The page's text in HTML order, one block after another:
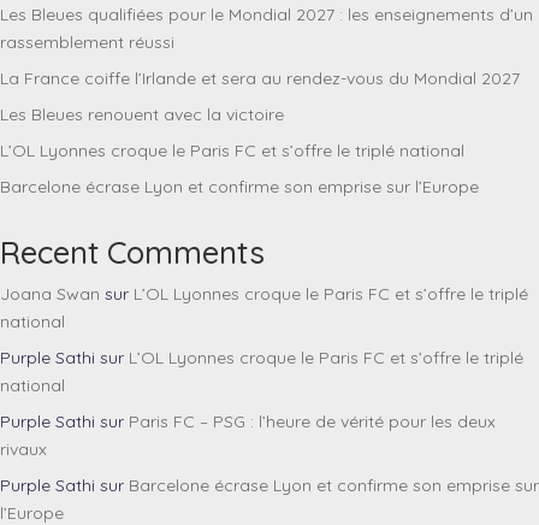
Les Bleues qualifiées pour le Mondial 2027 : les enseignements d’un
rassemblement réussi
La France coiffe l’Irlande et sera au rendez-vous du Mondial 2027
Les Bleues renouent avec la victoire
L’OL Lyonnes croque le Paris FC et s’offre le triplé national
Barcelone écrase Lyon et confirme son emprise sur l’Europe
Recent Comments
Joana Swan sur L’OL Lyonnes croque le Paris FC et s’offre le triplé
national
Purple Sathi sur L’OL Lyonnes croque le Paris FC et s’offre le triplé
national
Purple Sathi sur Paris FC – PSG : l’heure de vérité pour les deux
rivaux
Purple Sathi sur Barcelone écrase Lyon et confirme son emprise sur
l’Europe